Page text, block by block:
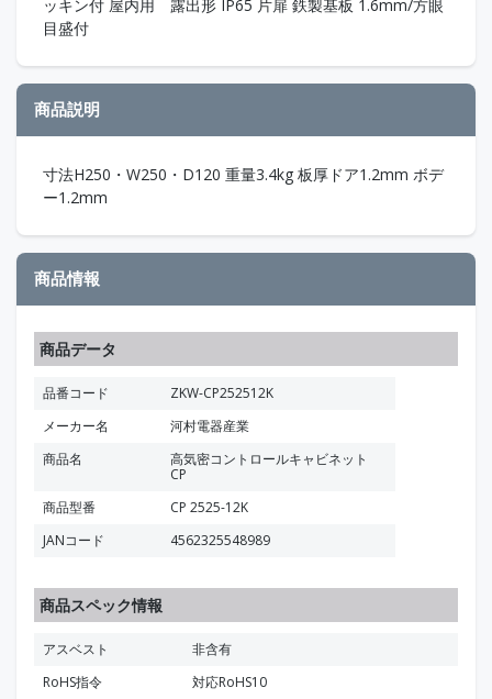
ッキン付 屋内用 露出形 IP65 片扉 鉄製基板 1.6mm/方眼
目盛付
商品説明
寸法H250・W250・D120 重量3.4kg 板厚ドア1.2mm ボデ
ー1.2mm
商品情報
商品データ
品番コード
ZKW-CP252512K
メーカー名
河村電器産業
商品名
高気密コントロールキャビネット
CP
商品型番
CP 2525-12K
JANコード
4562325548989
商品スペック情報
アスベスト
非含有
RoHS指令
対応RoHS10